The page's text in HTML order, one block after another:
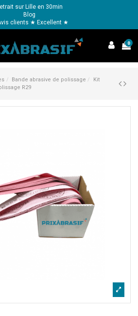
sur Lille en 30min
Blog
clients ★ Excellent ★
0
Bande abrasive de polissage
Kit
R29